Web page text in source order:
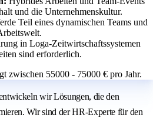
und die Unternehmenskultur.
Teil eines dynamischen Teams und
in Loga-Zeitwirtschaftssystemen
sind erforderlich.
zwischen 55000 - 75000 € pro Jahr.
wir Lösungen, die den
Wir sind der HR-Experte für den